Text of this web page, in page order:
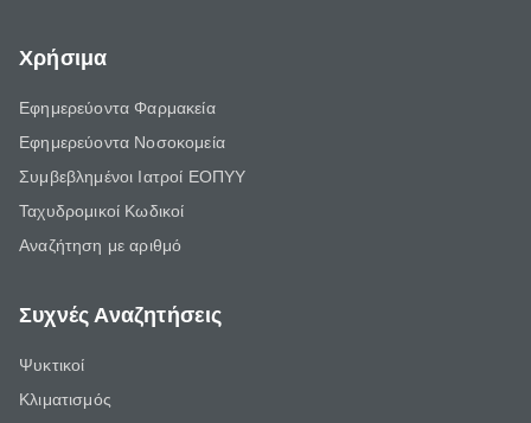
Χρήσιμα
Εφημερεύοντα Φαρμακεία
Εφημερεύοντα Νοσοκομεία
Συμβεβλημένοι Ιατροί ΕΟΠΥΥ
Ταχυδρομικοί Κωδικοί
Αναζήτηση με αριθμό
Συχνές Αναζητήσεις
Ψυκτικοί
Κλιματισμός